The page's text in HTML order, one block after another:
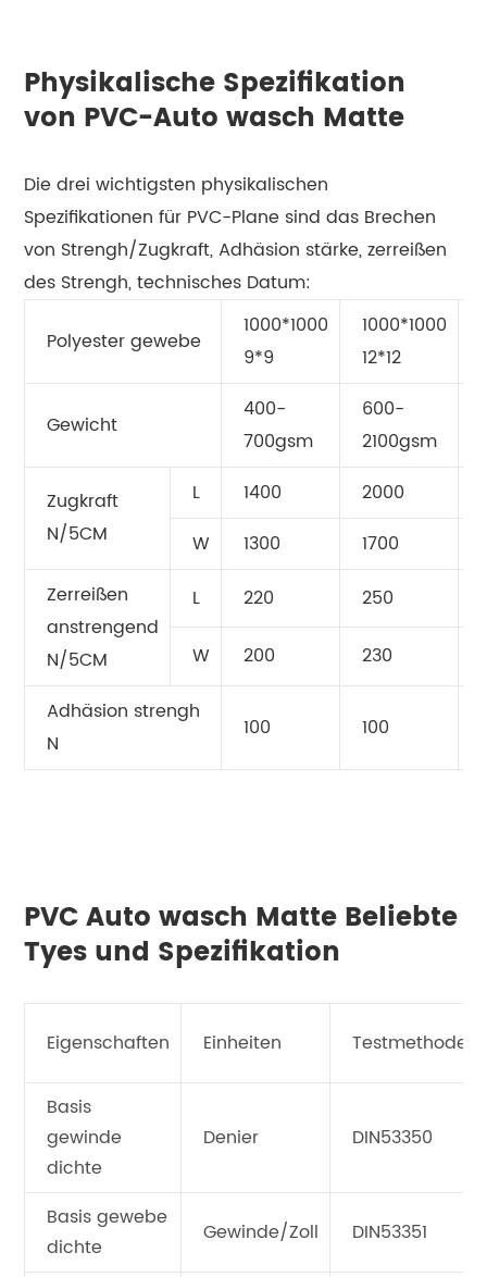
Physikalische Spezifikation
von PVC-Auto wasch Matte
Die drei wichtigsten physikalischen
Spezifikationen für PVC-Plane sind das Brechen
von Strengh/Zugkraft, Adhäsion stärke, zerreißen
des Strengh, technisches Datum:
Polyester gewebe
1000*1000
9*9
1000*1000
12*12
Gewicht
400-
700gsm
600-
2100gsm
Zugkraft
N/5CM
L 1400 2000
W
1300 1700
Zerreißen
anstrengend
N/5CM
L 220 250
W 200 230
Adhäsion strengh
N
100 100
PVC Auto wasch Matte Beliebte
Tyes und Spezifikation
Eigenschaften Einheiten Testmethode
Basis
gewinde
dichte
Denier DIN53350
Basis gewebe
dichte
Gewinde/Zoll DIN53351